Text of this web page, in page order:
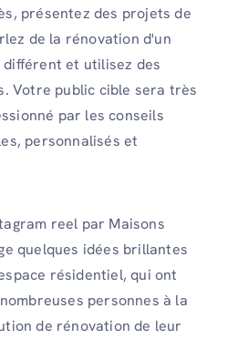
présentez des projets de
de la rénovation d'un
et utilisez des
Votre public cible sera très
par les conseils
personnalisés et
reel par Maisons
quelques idées brillantes
résidentiel, qui ont
personnes à la
de rénovation de leur